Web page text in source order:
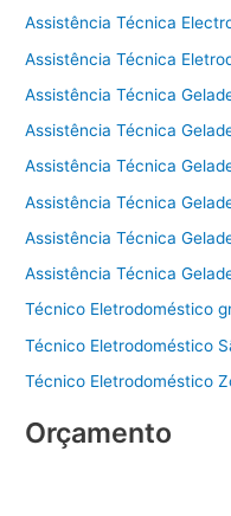
Assistência Técnica
Assistência Técnica
Assistência Técnica
Assistência Técnica
Assistência Técnica
Assistência Técnica
Assistência Técnica
Assistência Técnica
Técnico Eletrodoméstico
Técnico Eletrodoméstico
Técnico Eletrodoméstico
Orçamento